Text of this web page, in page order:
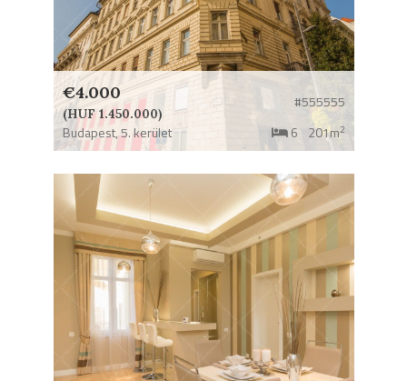
€4.000
(HUF 1.450.000)
#555555
Budapest,5. kerület 6 201m2